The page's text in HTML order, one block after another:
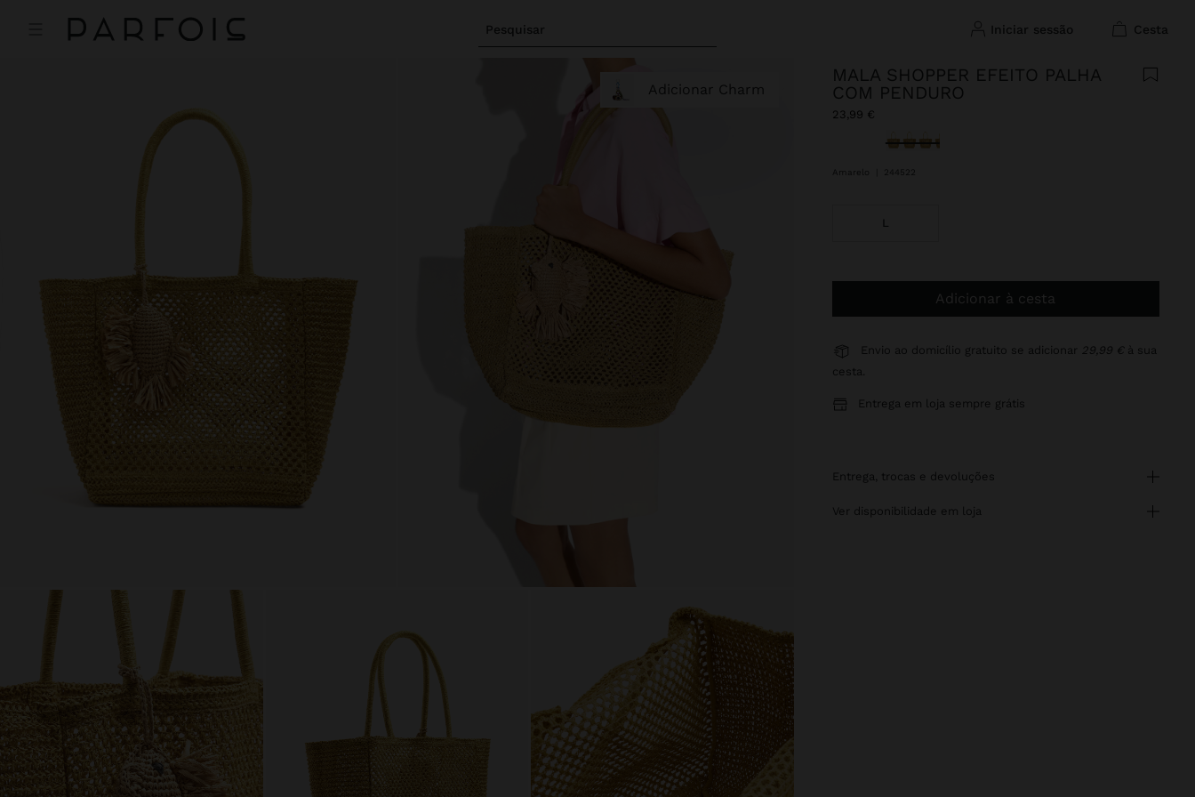
Pesquisar iniciar sessão cesta
Adicionar Charm
MALA SHOPPER EFEITO PALHA
COM PENDURO
23,99 €
Selecionado
Amarelo 244522
L
Adicionar à cesta
Envio ao domicílio gratuito se adicionar 29,99 € à sua
cesta.
Entrega em loja sempre grátis
entrega, trocas e devoluções
ver disponibilidade em loja